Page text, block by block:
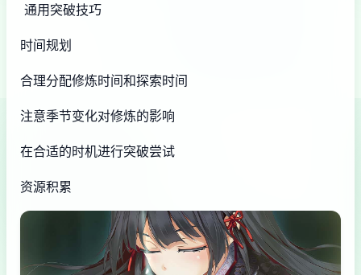
通用突破技巧
时间规划
合理分配修炼时间和探索时间
注意季节变化对修炼的影响
在合适的时机进行突破尝试
资源积累